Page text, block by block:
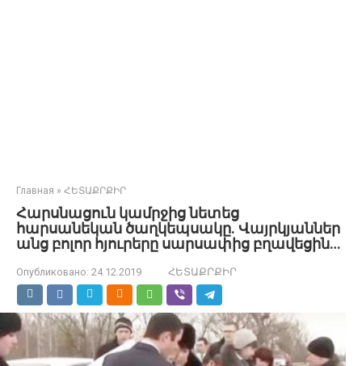
Главная » ՀԵՏԱՔՐՔԻՐ
Հարսնացուն կամրջից նետեց
հարսանեկան ծաղկեպսակը. Վայրկյաններ
անց բոլոր հյուրերը սարսափից բղավեցին…
Опубликовано: 24.12.2019 ՀԵՏԱՔՐՔԻՐ